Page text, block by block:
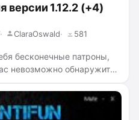
версии 1.12.2 (+4)
ClaraOswald
581
бесконечные патроны,
невозможно обнаружить